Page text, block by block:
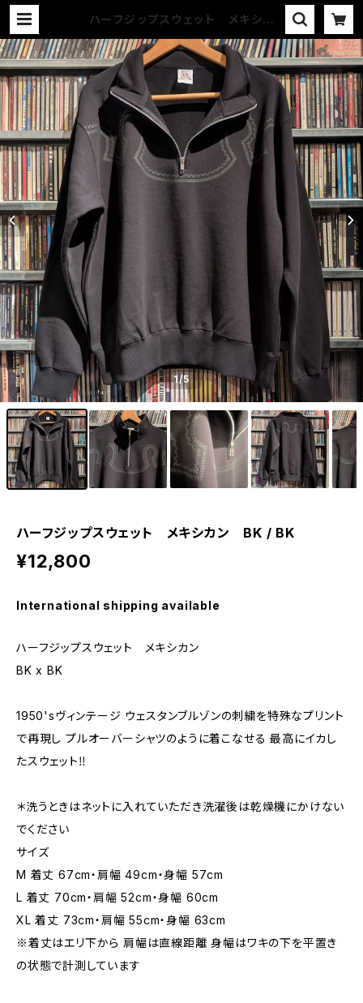
ハーフジップスウェット メキシカ
N WEB-STORE
1/5
ハーフジップスウェット メキシカン BK / BK
¥12,800
International shipping available
ハーフジップスウェット メキシカン
BK x BK
1950'sヴィンテージ ウェスタンブルゾンの刺繍を特殊なプリント
で再現し プルオーバーシャツのように着こなせる 最高にイカし
たスウェット‼️
＊洗うときはネットに入れていただき洗濯後は乾燥機にかけない
でください
サイズ
M 着丈 67cm・肩幅 49cm・身幅 57cm
L 着丈 70cm・肩幅 52cm・身幅 60cm
XL 着丈 73cm・肩幅 55cm・身幅 63cm
※着丈はエリ下から 肩幅は直線距離 身幅はワキの下を平置き
の状態で計測しています